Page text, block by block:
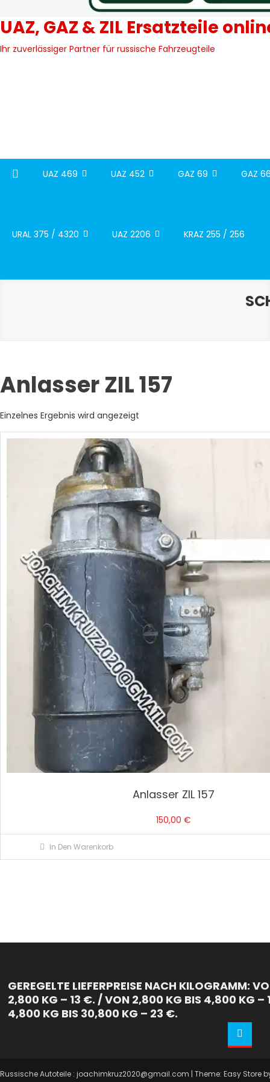
UAZ, GAZ & ZIL Ersatzteile
Ihr zuverlässiger Partner für russische Fahrzeugteile
UAZ 469 UAZ 452 GAZ 69 GAZ
URAL 375 / 4320 UAZ 2206 KRAZ 255 / 256
Anlasser ZIL 157
Einzelnes Ergebnis wird angezeigt
Anlasser ZIL 157
150,00 €
In Den Warenkorb
GEREGELTE LIEFERPREISE NACH KILOGRAMM:
2,800 KG – 13 €. / VON 2,800 KG BIS 4,800 KG –
4,800 KG BIS 30,800 KG – 23 €.
Russische Autoteile : joachimkruz2020@gmail.com | Theme: Easy Store